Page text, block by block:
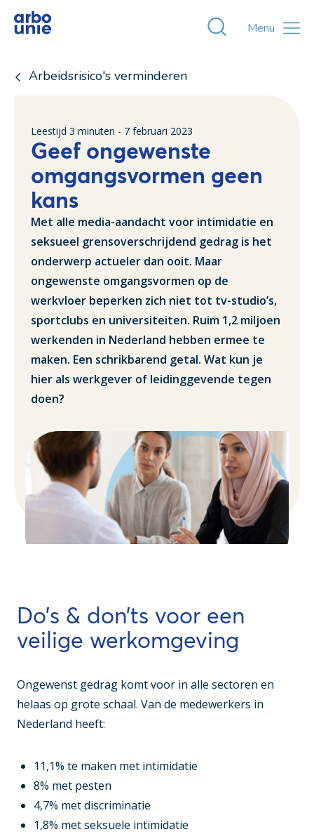
Toggle
Menu
Arbeidsrisico's verminderen
Leestijd 3 minuten - 7 februari 2023
Geef ongewenste
omgangsvormen geen
kans
Met alle media-aandacht voor intimidatie en
seksueel grensoverschrijdend gedrag is het
onderwerp actueler dan ooit. Maar
ongewenste omgangsvormen op de
werkvloer beperken zich niet tot tv-studio’s,
sportclubs en universiteiten. Ruim 1,2 miljoen
werkenden in Nederland hebben ermee te
maken. Een schrikbarend getal. Wat kun je
hier als werkgever of leidinggevende tegen
doen?
Do’s & don’ts voor een
veilige werkomgeving
Ongewenst gedrag komt voor in alle sectoren en
helaas op grote schaal. Van de medewerkers in
Nederland heeft:
11,1% te maken met intimidatie
8% met pesten
4,7% met discriminatie
1,8% met seksuele intimidatie